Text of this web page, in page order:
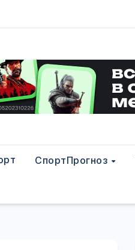
СпортПрогноз